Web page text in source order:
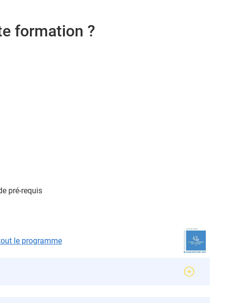
formation ?
pré-requis
le programme